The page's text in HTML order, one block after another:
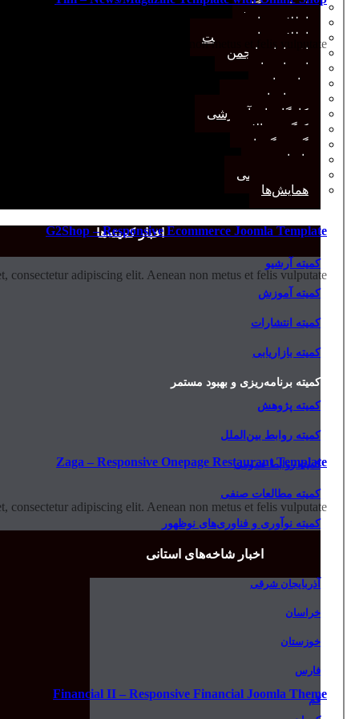
اخبار وب‌گاه
اطلاعیه‌ها
اطلاعیه‌های عضویت
افتخارات انجمن
انتصاب‌ها
بیانیه‌ها
رویدادهای مهم
کارگاه‌های آموزشی
کنگره سالانه
گفت‌وگوها
یادداشت
مجمع عمومی
همایش‌ها
اخبار کمیته‌ها
کمیته آرشیو
کمیته آموزش
کمیته انتشارات
کمیته بازاریابی
کمیته برنامه‌ریزی و بهبود مستمر
کمیته پژوهش
کمیته روابط بین‌الملل
کمیته روابط عمومی
کمیته مطالعات صنفی
کمیته نوآوری و فناوری‌های نوظهور
اخبار شاخه‌های استانی
آذربایجان شرقی
خراسان
خوزستان
فارس
قم
consectetur adipiscing elit. Aenean non metus et felis vulputate.
G2Shop – Responsive Ecommerce Joomla Template
consectetur adipiscing elit. Aenean non metus et felis vulputate.
Zaga – Responsive Onepage Restaurant Template
consectetur adipiscing elit. Aenean non metus et felis vulputate.
Financial II – Responsive Financial Joomla Theme